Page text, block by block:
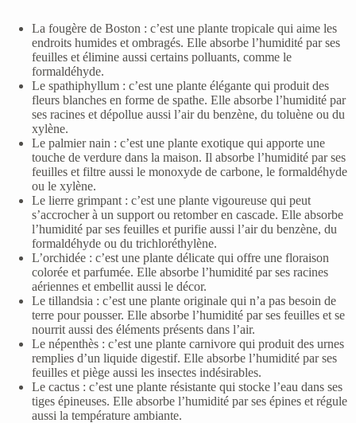
La fougère de Boston : c’est une plante tropicale qui aime les
endroits humides et ombragés. Elle absorbe l’humidité par ses
feuilles et élimine aussi certains polluants, comme le
formaldéhyde.
Le spathiphyllum : c’est une plante élégante qui produit des
fleurs blanches en forme de spathe. Elle absorbe l’humidité par
ses racines et dépollue aussi l’air du benzène, du toluène ou du
xylène.
Le palmier nain : c’est une plante exotique qui apporte une
touche de verdure dans la maison. Il absorbe l’humidité par ses
feuilles et filtre aussi le monoxyde de carbone, le formaldéhyde
ou le xylène.
Le lierre grimpant : c’est une plante vigoureuse qui peut
s’accrocher à un support ou retomber en cascade. Elle absorbe
l’humidité par ses feuilles et purifie aussi l’air du benzène, du
formaldéhyde ou du trichloréthylène.
L’orchidée : c’est une plante délicate qui offre une floraison
colorée et parfumée. Elle absorbe l’humidité par ses racines
aériennes et embellit aussi le décor.
Le tillandsia : c’est une plante originale qui n’a pas besoin de
terre pour pousser. Elle absorbe l’humidité par ses feuilles et se
nourrit aussi des éléments présents dans l’air.
Le népenthès : c’est une plante carnivore qui produit des urnes
remplies d’un liquide digestif. Elle absorbe l’humidité par ses
feuilles et piège aussi les insectes indésirables.
Le cactus : c’est une plante résistante qui stocke l’eau dans ses
tiges épineuses. Elle absorbe l’humidité par ses épines et régule
aussi la température ambiante.